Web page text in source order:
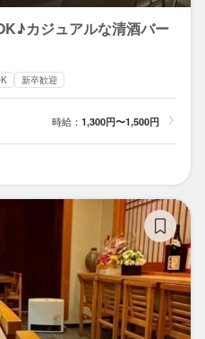
カジュアルな清酒バー
新卒歓迎
時給： 1,300円〜1,500円